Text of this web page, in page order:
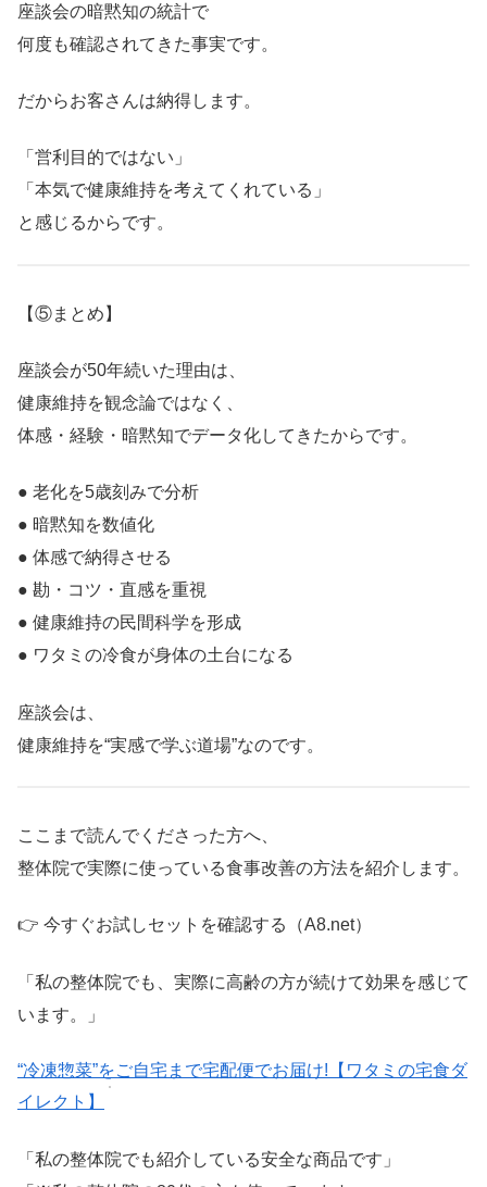
座談会の暗黙知の統計で
何度も確認されてきた事実です。
だからお客さんは納得します。
「営利目的ではない」
「本気で健康維持を考えてくれている」
と感じるからです。
【⑤まとめ】
座談会が50年続いた理由は、
健康維持を観念論ではなく、
体感・経験・暗黙知でデータ化してきたからです。
● 老化を5歳刻みで分析
● 暗黙知を数値化
● 体感で納得させる
● 勘・コツ・直感を重視
● 健康維持の民間科学を形成
● ワタミの冷食が身体の土台になる
座談会は、
健康維持を“実感で学ぶ道場”なのです。
ここまで読んでくださった方へ、
整体院で実際に使っている食事改善の方法を紹介します。
👉 今すぐお試しセットを確認する（A8.net）
「私の整体院でも、実際に高齢の方が続けて効果を感じて
います。」
“冷凍惣菜”をご自宅まで宅配便でお届け!【ワタミの宅食ダ
イレクト】
「私の整体院でも紹介している安全な商品です」